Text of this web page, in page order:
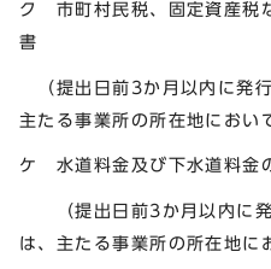
ク 市町村民税、固定資産税
書
（提出日前3か月以内に発
主たる事業所の所在地におい
ケ 水道料金及び下水道料金
（提出日前3か月以内に発
は、主たる事業所の所在地に